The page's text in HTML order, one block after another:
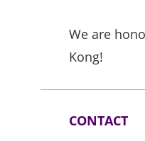
We are
Kong!
CONTACT